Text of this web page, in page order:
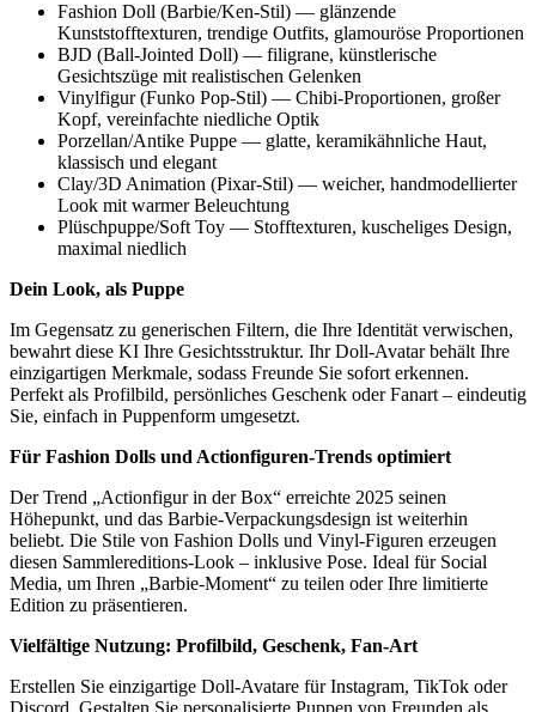
Fashion Doll (Barbie/Ken-Stil) — glänzende
Kunststofftexturen, trendige Outfits, glamouröse Proportionen
BJD (Ball-Jointed Doll) — filigrane, künstlerische
Gesichtszüge mit realistischen Gelenken
Vinylfigur (Funko Pop-Stil) — Chibi-Proportionen, großer
Kopf, vereinfachte niedliche Optik
Porzellan/Antike Puppe — glatte, keramikähnliche Haut,
klassisch und elegant
Clay/3D Animation (Pixar-Stil) — weicher, handmodellierter
Look mit warmer Beleuchtung
Plüschpuppe/Soft Toy — Stofftexturen, kuscheliges Design,
maximal niedlich
Dein Look, als Puppe
Im Gegensatz zu generischen Filtern, die Ihre Identität verwischen,
bewahrt diese KI Ihre Gesichtsstruktur. Ihr Doll-Avatar behält Ihre
einzigartigen Merkmale, sodass Freunde Sie sofort erkennen.
Perfekt als Profilbild, persönliches Geschenk oder Fanart – eindeutig
Sie, einfach in Puppenform umgesetzt.
Für Fashion Dolls und Actionfiguren-Trends optimiert
Der Trend „Actionfigur in der Box“ erreichte 2025 seinen
Höhepunkt, und das Barbie-Verpackungsdesign ist weiterhin
beliebt. Die Stile von Fashion Dolls und Vinyl-Figuren erzeugen
diesen Sammlereditions-Look – inklusive Pose. Ideal für Social
Media, um Ihren „Barbie-Moment“ zu teilen oder Ihre limitierte
Edition zu präsentieren.
Vielfältige Nutzung: Profilbild, Geschenk, Fan-Art
Erstellen Sie einzigartige Doll-Avatare für Instagram, TikTok oder